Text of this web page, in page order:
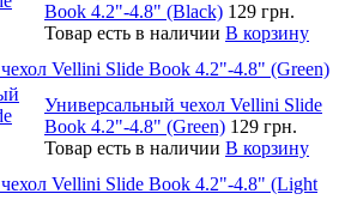
Book 4.2"-4.8" (Black) 129 грн.
Товар есть в наличии В корзину
Vellini Slide Book 4.2"-4.8" (Green)
Универсальный чехол Vellini Slide
Book 4.2"-4.8" (Green) 129 грн.
Товар есть в наличии В корзину
Vellini Slide Book 4.2"-4.8" (Light